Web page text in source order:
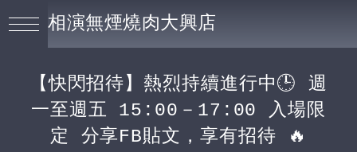
【快閃招待】熱烈持續進行中🕒 週
一至週五 15:00－17:00 入場限
定 分享FB貼文，享有招待 🔥
相演無煙燒肉大興店